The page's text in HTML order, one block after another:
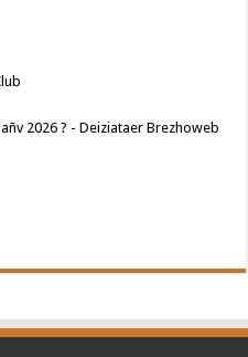
2026 ? - Deiziataer Brezhoweb